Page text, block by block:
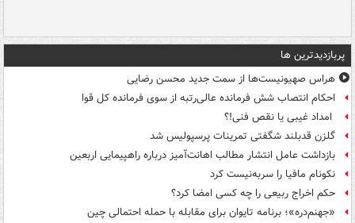
پربازدیدترین ها
هراس صهیونیست‌ها از سمت جدید محسن رضایی
احکام انتصاب شش فرمانده عالی‌رتبه از سوی فرمانده کل قوا
امداد غیبی یا نقص فنی!؟
گلزن قدبلند شگفتی تمرینات پرسپولیس شد
بازداشت عامل انتشار مطالب اهانت‌آمیز درباره راهپیمایی اربعین
نکونام مافیا را سربه‌نیست کرد
حکم اخراج ربیعی را چه کسی امضا کرد؟
«جهنم‌دره»؛ برنامه تایوان برای مقابله با حمله احتمالی چین